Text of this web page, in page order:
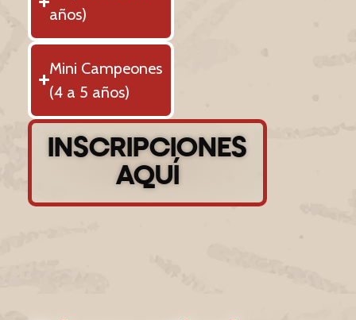
años)
Mini Campeones
(4 a 5 años)
INSCRIPCIONES
AQUÍ